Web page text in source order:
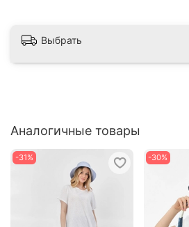
Выбрать
Аналогичные товары
-31% -30%